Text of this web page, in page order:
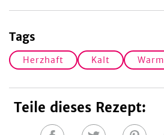
Tags
Herzhaft Kalt Warm
Teile dieses Rezept: